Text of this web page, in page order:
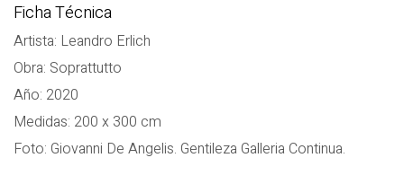
Ficha Técnica
Artista: Leandro Erlich
Obra: Soprattutto
Año: 2020
Medidas: 200 x 300 cm
Foto: Giovanni De Angelis. Gentileza Galleria Continua.